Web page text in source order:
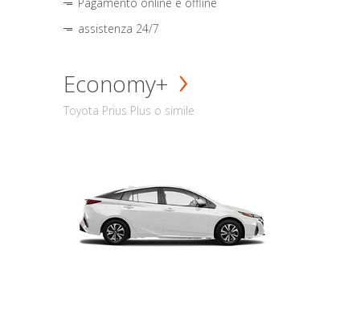
assistenza 24/7
Economy+
Toyota Prius Plus o simile